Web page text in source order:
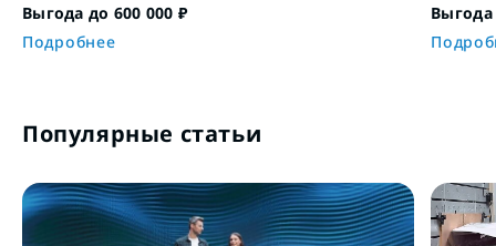
Выгода до 600 000 ₽
Подробнее
Выгода
Популярные статьи